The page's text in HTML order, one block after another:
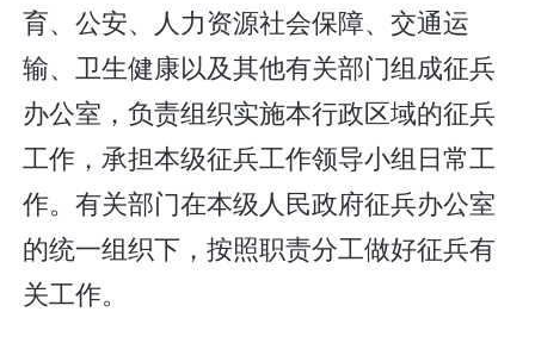
育、公安、人力资源社会保障、交通运
输、卫生健康以及其他有关部门组成征兵
办公室，负责组织实施本行政区域的征兵
工作，承担本级征兵工作领导小组日常工
作。有关部门在本级人民政府征兵办公室
的统一组织下，按照职责分工做好征兵有
关工作。